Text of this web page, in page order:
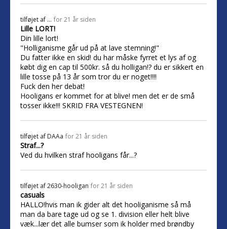
tilføjet af ... for 21 år siden
Lille LORT!
Din lille lort!
"Holliganisme går ud på at lave stemning!"
Du fatter ikke en skid! du har måske fyrret et lys af og
købt dig en cap til 500kr. så du holligan!? du er sikkert en
lille tosse på 13 år som tror du er noget!!!!
Fuck den her debat!
Hooligans er kommet for at blive! men det er de små
tosser ikke!!! SKRID FRA VESTEGNEN!
tilføjet af DAAa for 21 år siden
Straf...?
Ved du hvilken straf hooligans får...?
tilføjet af2630-hooligan for 21 år siden
casuals
HALLO!hvis man ik gider alt det hooliganisme så må
man da bare tage ud og se 1. division eller helt blive
væk...lær det alle bumser som ik holder med brøndby